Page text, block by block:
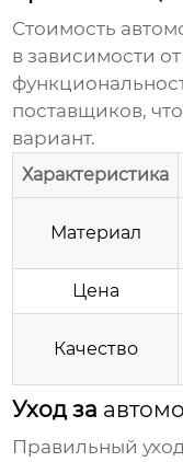
Стоимость
в зависимости
поставщиков,
вариант.
Характеристика
Материал
Цена
Качество
Уход за
Правильный